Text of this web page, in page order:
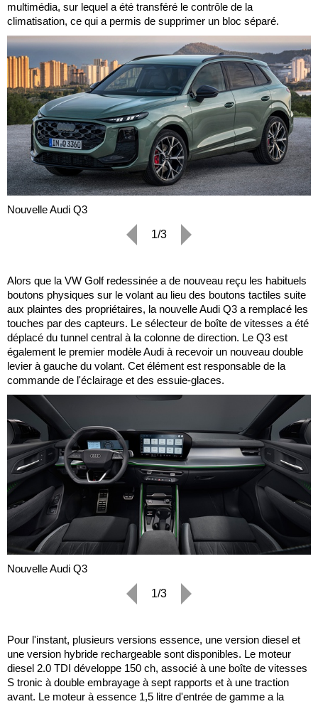
multimédia, sur lequel a été transféré le contrôle de la
climatisation, ce qui a permis de supprimer un bloc séparé.
Nouvelle Audi Q3
1/3
Alors que la VW Golf redessinée a de nouveau reçu les habituels
boutons physiques sur le volant au lieu des boutons tactiles suite
aux plaintes des propriétaires, la nouvelle Audi Q3 a remplacé les
touches par des capteurs. Le sélecteur de boîte de vitesses a été
déplacé du tunnel central à la colonne de direction. Le Q3 est
également le premier modèle Audi à recevoir un nouveau double
levier à gauche du volant. Cet élément est responsable de la
commande de l'éclairage et des essuie-glaces.
Nouvelle Audi Q3
1/3
Pour l'instant, plusieurs versions essence, une version diesel et
une version hybride rechargeable sont disponibles. Le moteur
diesel 2.0 TDI développe 150 ch, associé à une boîte de vitesses
S tronic à double embrayage à sept rapports et à une traction
avant. Le moteur à essence 1,5 litre d'entrée de gamme a la